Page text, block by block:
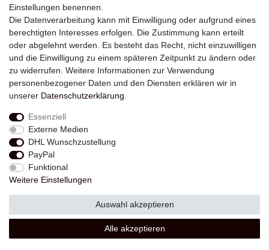
E-MAIL **
Hiermit bestätige ich, dass ich dieDaten­schutz­erklärung
gelesen habe. Meine
Einwilligung kann ich jederzeit widerrufen.**
Abonnieren
Widerrufs­recht
Daten­schutz­erklärung
© Copyright 2026 | Alle Rechte vorbehalten.
Einstellungen benennen.
Die Datenverarbeitung kann mit Einwilligung oder aufgrund eines
berechtigten Interesses erfolgen. Die Zustimmung kann erteilt
oder abgelehnt werden. Es besteht das Recht, nicht einzuwilligen
und die Einwilligung zu einem späteren Zeitpunkt zu ändern oder
zu widerrufen. Weitere Informationen zur Verwendung
personenbezogener Daten und den Diensten erklären wir in
unserer Daten­schutz­erklärung
Essenziell
Externe Medien
DHL Wunschzustellung
PayPal
Funktional
Weitere Einstellungen
Alle akzeptieren
Auswahl akzeptieren